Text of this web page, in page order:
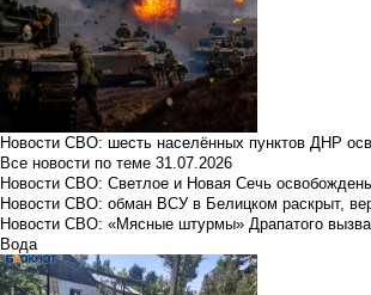
Новости СВО: шесть населённых пунктов ДНР
Все новости по теме 31.07.2026
Новости СВО: Светлое и Новая Сечь
Новости СВО: обман ВСУ в Белицком раскрыт,
Новости СВО: «Мясные штурмы» Драпатого
Вода